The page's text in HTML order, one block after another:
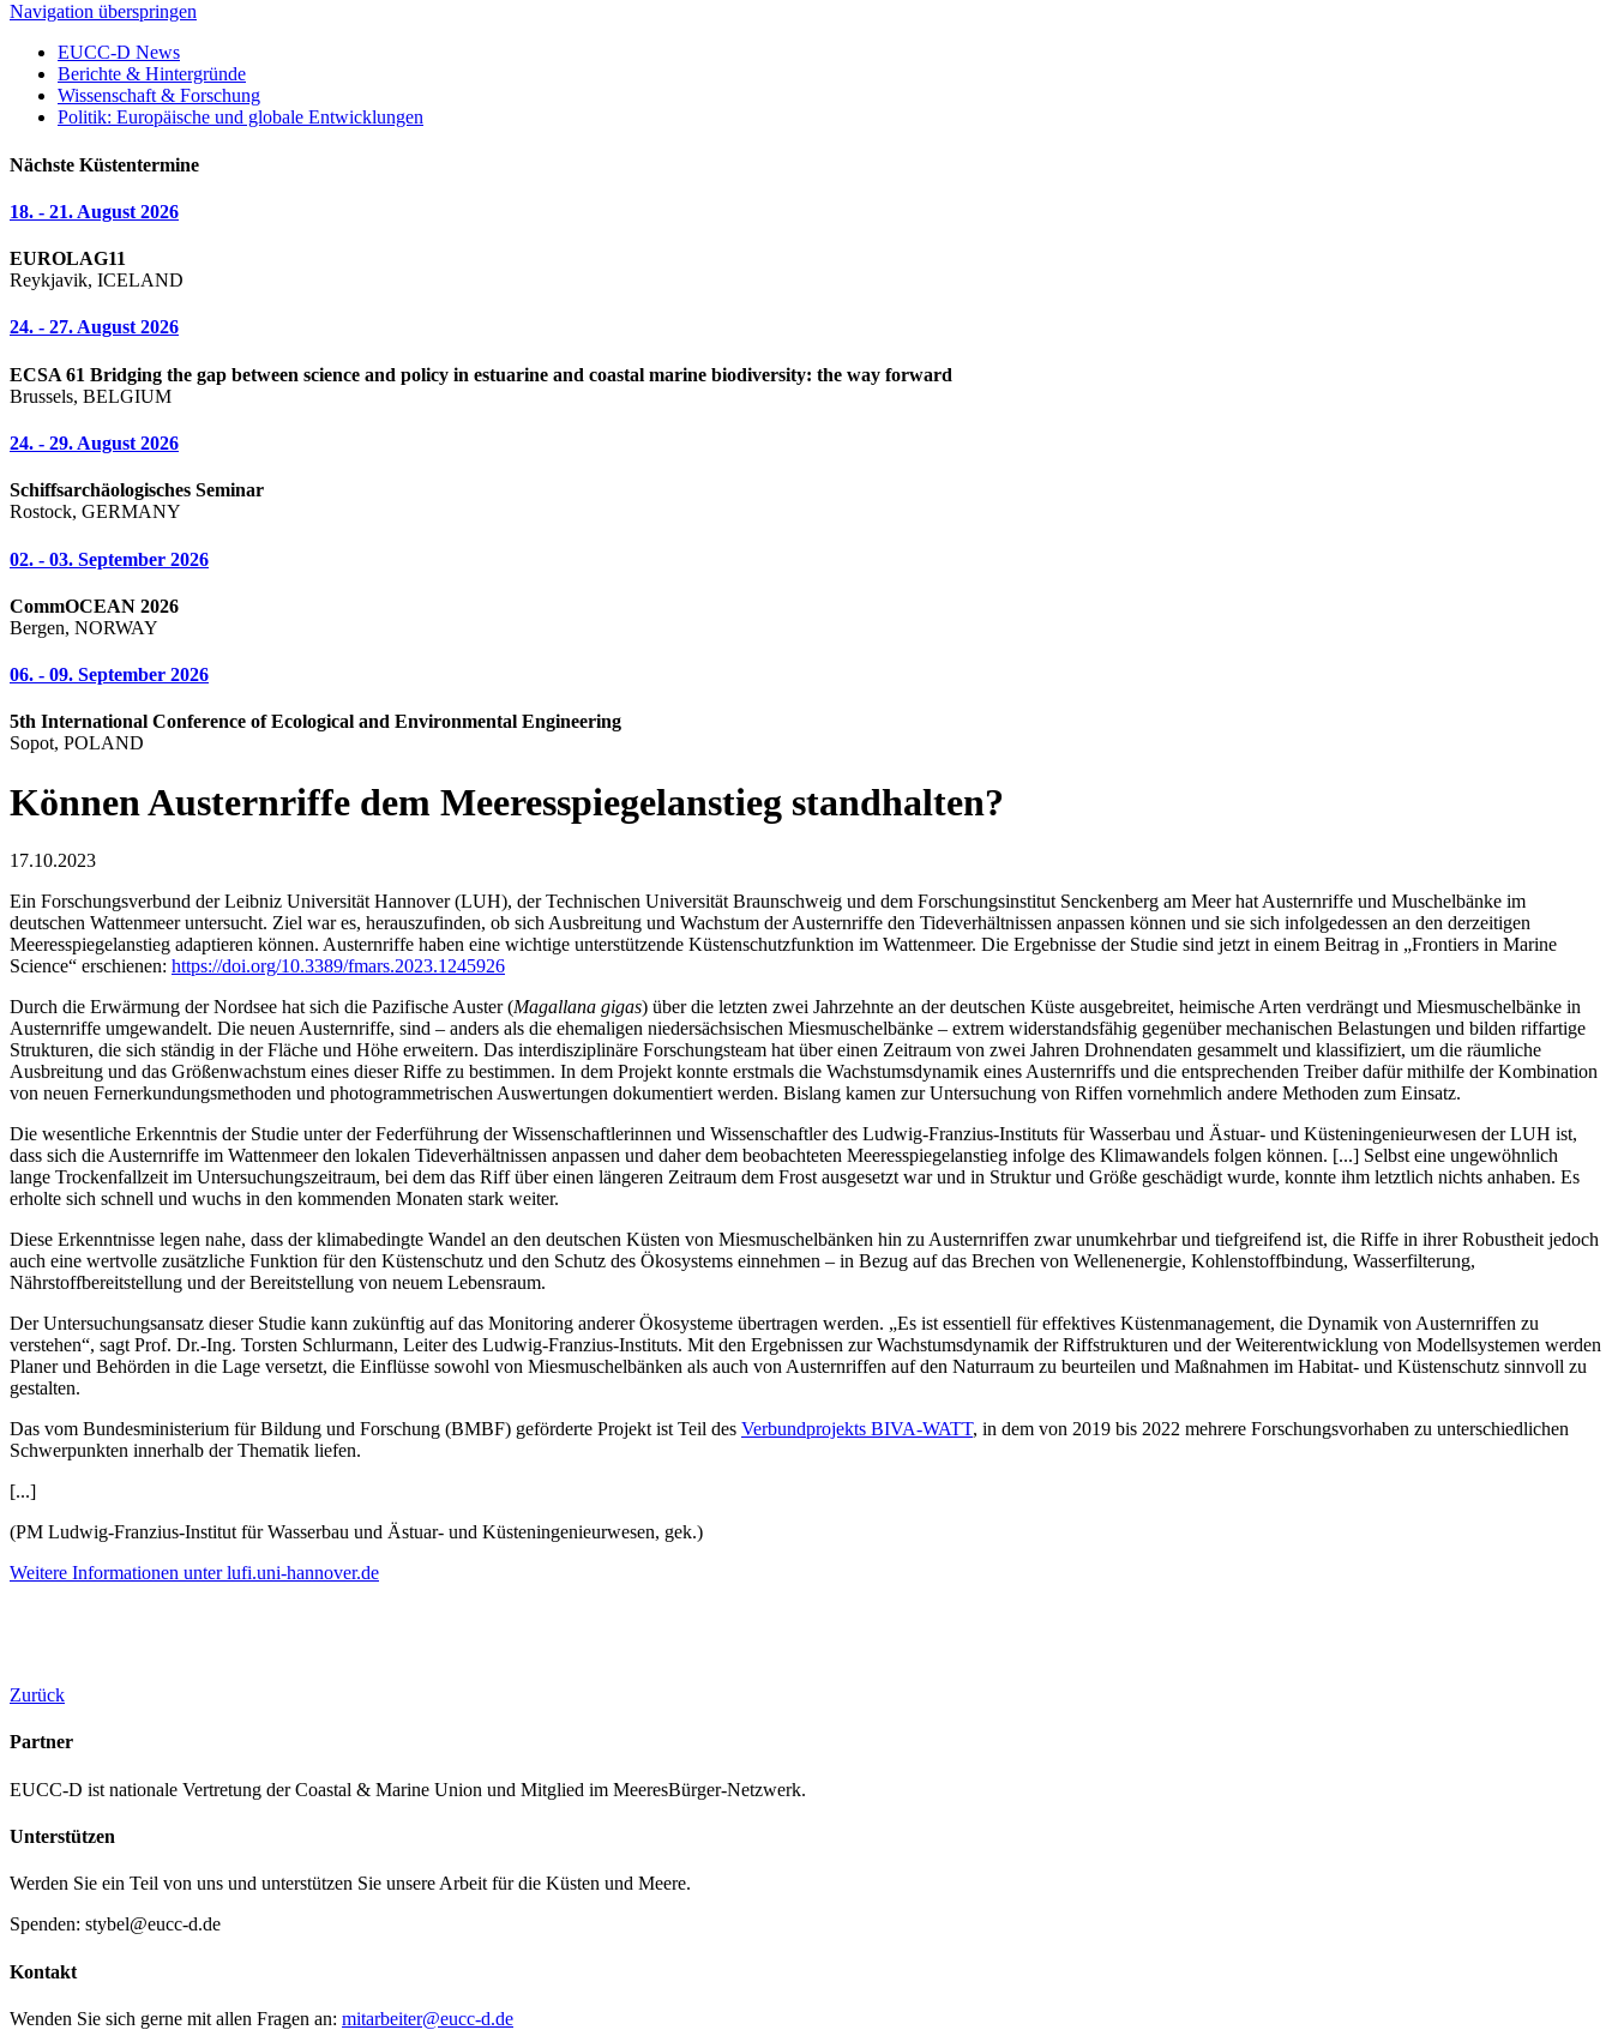
Navigation überspringen
EUCC-D News
Berichte & Hintergründe
Wissenschaft & Forschung
Politik: Europäische und globale Entwicklungen
Nächste Küstentermine
18. - 21. August 2026
EUROLAG11
Reykjavik, ICELAND
24. - 27. August 2026
ECSA 61 Bridging the gap between science and policy in estuarine and coastal marine biodiversity: the way forward
Brussels, BELGIUM
24. - 29. August 2026
Schiffsarchäologisches Seminar
Rostock, GERMANY
02. - 03. September 2026
CommOCEAN 2026
Bergen, NORWAY
06. - 09. September 2026
5th International Conference of Ecological and Environmental Engineering
Sopot, POLAND
Können Austernriffe dem Meeresspiegelanstieg standhalten?
17.10.2023
Ein Forschungsverbund der Leibniz Universität Hannover (LUH), der Technischen Universität Braunschweig und dem Forschungsinstitut Senckenberg am Meer hat Austernriffe und Muschelbänke im
deutschen Wattenmeer untersucht. Ziel war es, herauszufinden, ob sich Ausbreitung und Wachstum der Austernriffe den Tideverhältnissen anpassen können und sie sich infolgedessen an den derzeitigen
Meeresspiegelanstieg adaptieren können. Austernriffe haben eine wichtige unterstützende Küstenschutzfunktion im Wattenmeer. Die Ergebnisse der Studie sind jetzt in einem Beitrag in „Frontiers in Marine
Science“ erschienen: https://doi.org/10.3389/fmars.2023.1245926
Durch die Erwärmung der Nordsee hat sich die Pazifische Auster (Magallana gigas) über die letzten zwei Jahrzehnte an der deutschen Küste ausgebreitet, heimische Arten verdrängt und Miesmuschelbänke in
Austernriffe umgewandelt. Die neuen Austernriffe, sind – anders als die ehemaligen niedersächsischen Miesmuschelbänke – extrem widerstandsfähig gegenüber mechanischen Belastungen und bilden riffartige
Strukturen, die sich ständig in der Fläche und Höhe erweitern. Das interdisziplinäre Forschungsteam hat über einen Zeitraum von zwei Jahren Drohnendaten gesammelt und klassifiziert, um die räumliche
Ausbreitung und das Größenwachstum eines dieser Riffe zu bestimmen. In dem Projekt konnte erstmals die Wachstumsdynamik eines Austernriffs und die entsprechenden Treiber dafür mithilfe der Kombination
von neuen Fernerkundungsmethoden und photogrammetrischen Auswertungen dokumentiert werden. Bislang kamen zur Untersuchung von Riffen vornehmlich andere Methoden zum Einsatz.
Die wesentliche Erkenntnis der Studie unter der Federführung der Wissenschaftlerinnen und Wissenschaftler des Ludwig-Franzius-Instituts für Wasserbau und Ästuar- und Küsteningenieurwesen der LUH ist,
dass sich die Austernriffe im Wattenmeer den lokalen Tideverhältnissen anpassen und daher dem beobachteten Meeresspiegelanstieg infolge des Klimawandels folgen können. [...] Selbst eine ungewöhnlich
lange Trockenfallzeit im Untersuchungszeitraum, bei dem das Riff über einen längeren Zeitraum dem Frost ausgesetzt war und in Struktur und Größe geschädigt wurde, konnte ihm letztlich nichts anhaben. Es
erholte sich schnell und wuchs in den kommenden Monaten stark weiter.
Diese Erkenntnisse legen nahe, dass der klimabedingte Wandel an den deutschen Küsten von Miesmuschelbänken hin zu Austernriffen zwar unumkehrbar und tiefgreifend ist, die Riffe in ihrer Robustheit jedoch
auch eine wertvolle zusätzliche Funktion für den Küstenschutz und den Schutz des Ökosystems einnehmen – in Bezug auf das Brechen von Wellenenergie, Kohlenstoffbindung, Wasserfilterung,
Nährstoffbereitstellung und der Bereitstellung von neuem Lebensraum.
Der Untersuchungsansatz dieser Studie kann zukünftig auf das Monitoring anderer Ökosysteme übertragen werden. „Es ist essentiell für effektives Küstenmanagement, die Dynamik von Austernriffen zu
verstehen“, sagt Prof. Dr.-Ing. Torsten Schlurmann, Leiter des Ludwig-Franzius-Instituts. Mit den Ergebnissen zur Wachstumsdynamik der Riffstrukturen und der Weiterentwicklung von Modellsystemen werden
Planer und Behörden in die Lage versetzt, die Einflüsse sowohl von Miesmuschelbänken als auch von Austernriffen auf den Naturraum zu beurteilen und Maßnahmen im Habitat- und Küstenschutz sinnvoll zu
gestalten.
Das vom Bundesministerium für Bildung und Forschung (BMBF) geförderte Projekt ist Teil des Verbundprojekts BIVA-WATT, in dem von 2019 bis 2022 mehrere Forschungsvorhaben zu unterschiedlichen
Schwerpunkten innerhalb der Thematik liefen.
[...]
(PM Ludwig-Franzius-Institut für Wasserbau und Ästuar- und Küsteningenieurwesen, gek.)
Weitere Informationen unter lufi.uni-hannover.de
Zurück
Partner
EUCC-D ist nationale Vertretung der Coastal & Marine Union und Mitglied im MeeresBürger-Netzwerk.
Unterstützen
Werden Sie ein Teil von uns und unterstützen Sie unsere Arbeit für die Küsten und Meere.
Spenden: stybel@eucc-d.de
Kontakt
Wenden Sie sich gerne mit allen Fragen an: mitarbeiter@eucc-d.de